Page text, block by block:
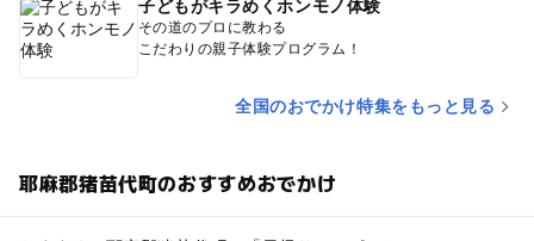
子どもがキラめくホンモノ体験
その道のプロに教わる
こだわりの親子体験プログラム！
全国のおでかけ特集をもっと見る
耶麻郡猪苗代町のおすすめおでかけ